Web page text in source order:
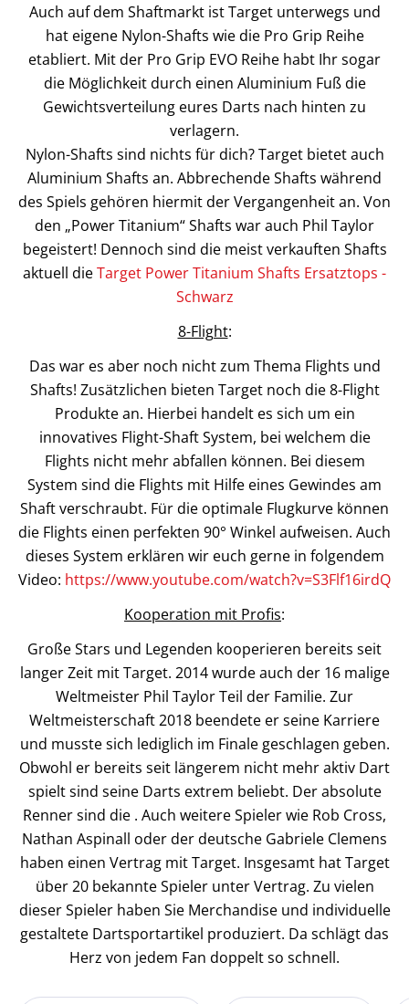
Auch auf dem Shaftmarkt ist Target unterwegs und
hat eigene Nylon-Shafts wie die Pro Grip Reihe
etabliert. Mit der Pro Grip EVO Reihe habt Ihr sogar
die Möglichkeit durch einen Aluminium Fuß die
Gewichtsverteilung eures Darts nach hinten zu
verlagern.
Nylon-Shafts sind nichts für dich? Target bietet auch
Aluminium Shafts an. Abbrechende Shafts während
des Spiels gehören hiermit der Vergangenheit an. Von
den „Power Titanium“ Shafts war auch Phil Taylor
begeistert! Dennoch sind die meist verkauften Shafts
aktuell dieTarget Power Titanium Shafts Ersatztops -
Schwarz
8-Flight:
Das war es aber noch nicht zum Thema Flights und
Shafts! Zusätzlichen bieten Target noch die 8-Flight
Produkte an. Hierbei handelt es sich um ein
innovatives Flight-Shaft System, bei welchem die
Flights nicht mehr abfallen können. Bei diesem
System sind die Flights mit Hilfe eines Gewindes am
Shaft verschraubt. Für die optimale Flugkurve können
die Flights einen perfekten 90° Winkel aufweisen. Auch
dieses System erklären wir euch gerne in folgendem
Video: https://www.youtube.com/watch?v=S3Flf16irdQ
Kooperation mit Profis:
Große Stars und Legenden kooperieren bereits seit
langer Zeit mit Target. 2014 wurde auch der 16 malige
Weltmeister Phil Taylor Teil der Familie. Zur
Weltmeisterschaft 2018 beendete er seine Karriere
und musste sich lediglich im Finale geschlagen geben.
Obwohl er bereits seit längerem nicht mehr aktiv Dart
spielt sind seine Darts extrem beliebt. Der absolute
Renner sind die . Auch weitere Spieler wie Rob Cross,
Nathan Aspinall oder der deutsche Gabriele Clemens
haben einen Vertrag mit Target. Insgesamt hat Target
über 20 bekannte Spieler unter Vertrag. Zu vielen
dieser Spieler haben Sie Merchandise und individuelle
gestaltete Dartsportartikel produziert. Da schlägt das
Herz von jedem Fan doppelt so schnell.